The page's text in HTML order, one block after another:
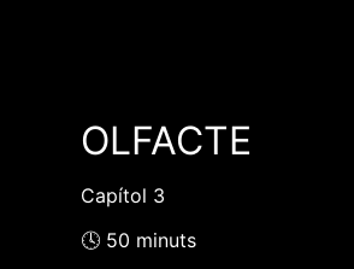
OLFACTE
Capítol 3
🕓 50 minuts